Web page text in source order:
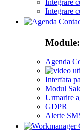
Integrare
Integrare
Module:
Agenda
Interfata
Modul
Urmarire
GDPR
Alerte